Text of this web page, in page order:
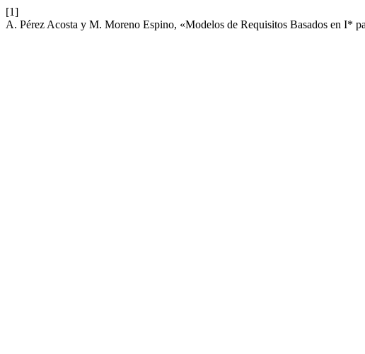
[1]
A. Pérez Acosta y M. Moreno Espino, «Modelos de Requisitos Basados en I*